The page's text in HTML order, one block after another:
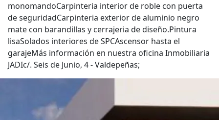
monomandoCarpinteria interior de roble con puerta
de seguridadCarpinteria exterior de aluminio negro
mate con barandillas y cerrajeria de diseño.Pintura
lisaSolados interiores de SPCAscensor hasta el
garajeMás información en nuestra oficina Inmobiliaria
JADIc/. Seis de Junio, 4 - Valdepeñas;